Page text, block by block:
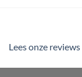
Lees onze